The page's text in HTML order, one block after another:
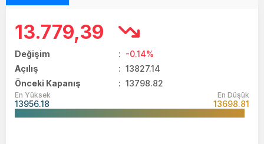
13.779,39
Değişim : -0.14%
Açılış
: 13827.14
Önceki Kapanış
: 13798.82
En Yüksek
13956.18
En Düşük
13698.81